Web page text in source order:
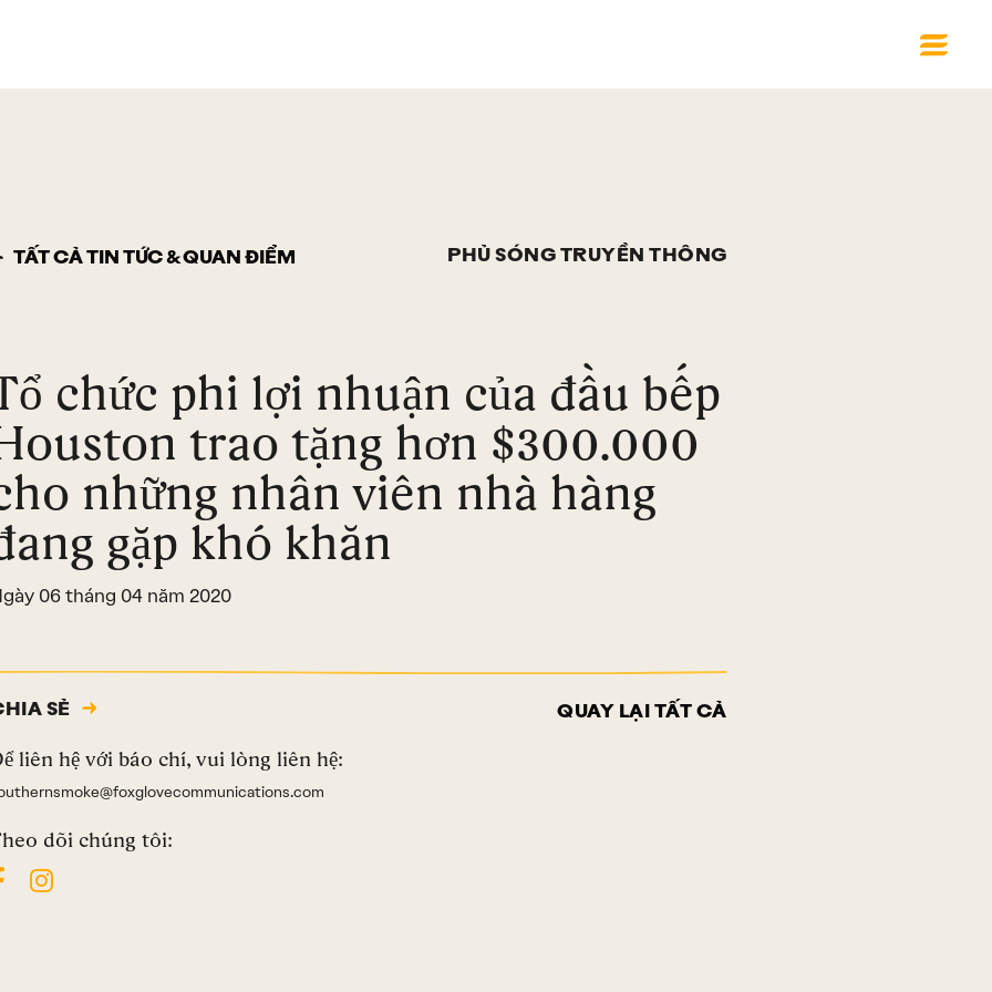
TẤT CẢ TIN TỨC & QUAN ĐIỂM PHỦ SÓNG TRUYỀN THÔNG
chức phi lợi nhuận của đầu bếp
trao tặng hơn $300.000
những nhân viên nhà hàng
gặp khó khăn
06 tháng 04 năm 2020
SẺ QUAY LẠI TẤT CẢ
liên hệ với báo chí, vui lòng liên hệ:
dõi chúng tôi: